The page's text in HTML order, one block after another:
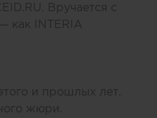
Вручается с
как INTERIA
и прошлых лет.
жюри.